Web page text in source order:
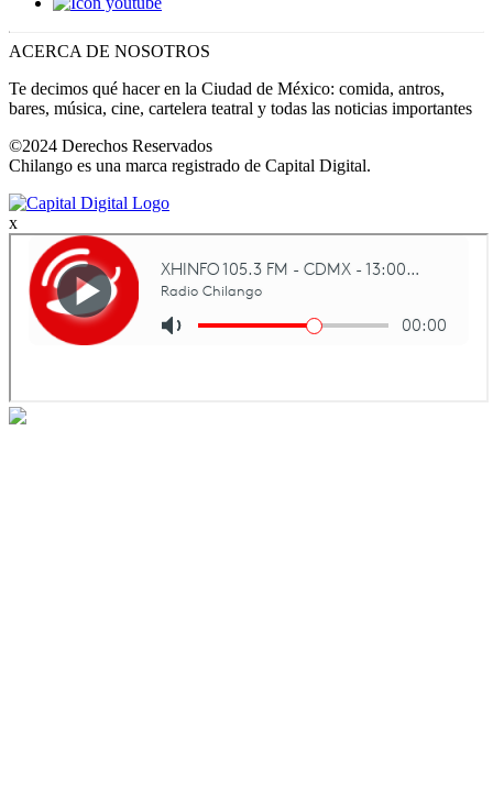
ACERCA DE NOSOTROS
Te decimos qué hacer en la Ciudad de México: comida, antros,
bares, música, cine, cartelera teatral y todas las noticias importantes
©2024 Derechos Reservados
Chilango es una marca registrado de Capital Digital.
x